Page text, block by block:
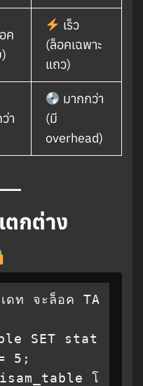
ค
เร็ว
(ล็อคเฉพาะ
แถว)
า
มากกว่า
(มี
overhead)
ตกต่าง
ดท จะล็อค TA
SET stat
5;
โ